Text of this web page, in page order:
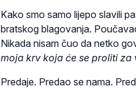
Kako smo samo lijepo slavili
bratskog blagovanja.
Nikada nisam čuo da netko
moja krv koja će se proliti za
Predaje. Predao se nama.